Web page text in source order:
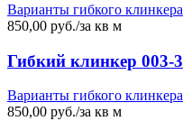
Варианты гибкого клинкера
850,00 руб./за кв м
Гибкий клинкер 003-3
Варианты гибкого клинкера
850,00 руб./за кв м